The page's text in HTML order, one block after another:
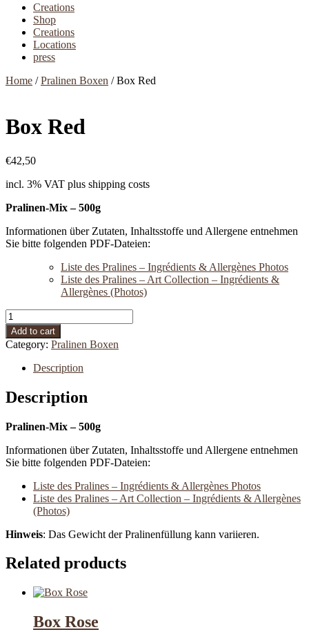
Creations
Shop
Creations
Locations
press
Home /Pralinen Boxen / Box Red
Box Red
€42,50
incl. 3% VAT plus shipping costs
Pralinen-Mix – 500g
Informationen über Zutaten, Inhaltsstoffe und Allergene entnehmen
Sie bitte folgenden PDF-Dateien:
Liste des Pralines – Ingrédients & Allergènes Photos
Liste des Pralines – Art Collection – Ingrédients &
Allergènes (Photos)
Box
Red
quantity
Add to cart
Category: Pralinen Boxen
Description
Description
Pralinen-Mix – 500g
Informationen über Zutaten, Inhaltsstoffe und Allergene entnehmen
Sie bitte folgenden PDF-Dateien:
Liste des Pralines – Ingrédients & Allergènes Photos
Liste des Pralines – Art Collection – Ingrédients & Allergènes
(Photos)
Hinweis: Das Gewicht der Pralinenfüllung kann variieren.
Related products
Box Rose